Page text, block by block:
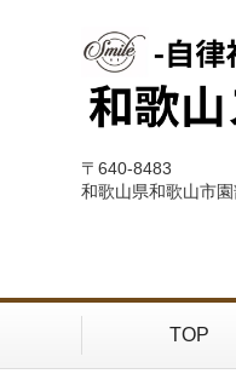
〒640-8483
和歌山県和歌山市
TOP